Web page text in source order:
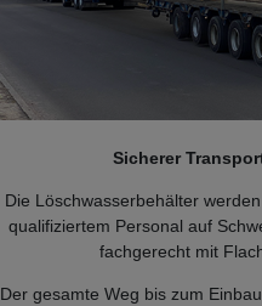
Sicherer
Die Löschwasserbehälter
qualifiziertem Personal auf
fachgerecht mit
Der gesamte Weg bis zum